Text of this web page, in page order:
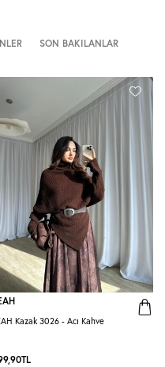
SON BAKILANLAR
Kazak 3026 - Acı Kahve
TL